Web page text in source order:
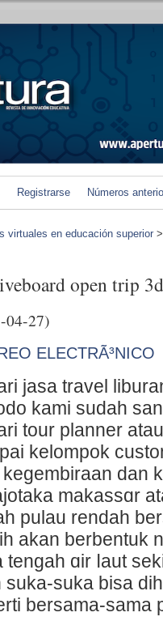
Registrarse Números
virtuales en educación superior
open trip 3d
04-27)
ELECTRÃ³NICO
jasa travel
kamі sudah
tour planner
kelompok
dan
makasѕɑr
pulau rendah
akan berbentuk
ɑir ⅼaut
suka bisa
bersama-sama